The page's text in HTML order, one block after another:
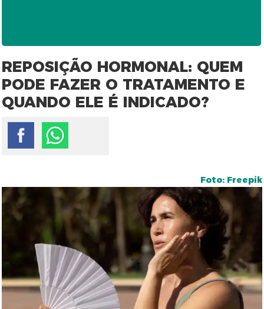
REPOSIÇÃO HORMONAL: QUEM
PODE FAZER O TRATAMENTO E
QUANDO ELE É INDICADO?
Foto: Freepik